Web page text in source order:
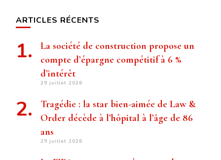
ARTICLES RÉCENTS
La société de construction propose un
compte d’épargne compétitif à 6 %
d’intérêt
29 juillet 2026
Tragédie : la star bien-aimée de Law &
Order décède à l’hôpital à l’âge de 86
ans
29 juillet 2026